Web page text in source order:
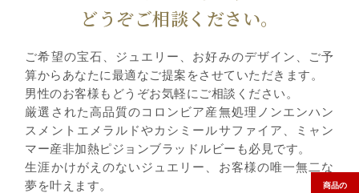
どうぞご相談ください。
ご希望の宝石、ジュエリー、お好みのデザイン、ご予
算からあなたに最適なご提案をさせていただきます。
男性のお客様もどうぞお気軽にご相談ください。
厳選された高品質のコロンビア産無処理ノンエンハン
スメントエメラルドやカシミールサファイア、ミャン
マー産非加熱ピジョンブラッドルビーも必見です。
生涯かけがえのないジュエリー、お客様の唯一無二な
夢を叶えます。
商品の